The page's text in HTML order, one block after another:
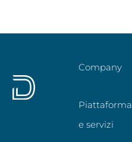
Company
Piattaforma
e servizi